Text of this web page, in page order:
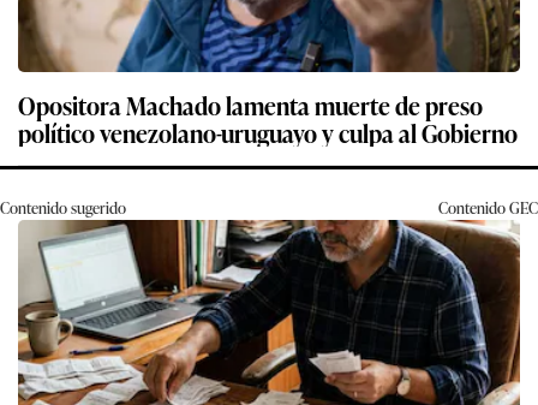
Opositora Machado lamenta muerte de preso
político venezolano-uruguayo y culpa al Gobierno
Contenido sugerido ContenidoGEC